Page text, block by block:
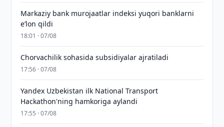
Markaziy bank murojaatlar indeksi yuqori banklarni
eʼlon qildi
18:01 · 07/08
Chorvachilik sohasida subsidiyalar ajratiladi
17:56 · 07/08
Yandex Uzbekistan ilk National Transport
Hackathon'ning hamkoriga aylandi
17:55 · 07/08